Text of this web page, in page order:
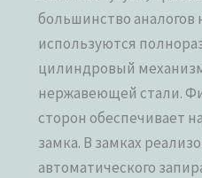
большинство аналогов
используются
цилиндровый
нержавеющей стали.
сторон обеспечивает
замка. В замках
автоматического